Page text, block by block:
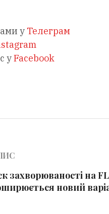
у Телеграм
уFacebook
захворюваності на
новий